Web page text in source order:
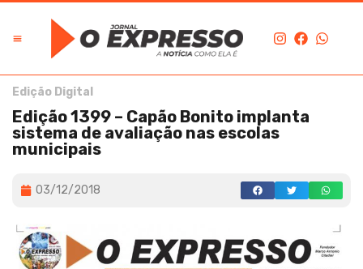
Edição Digital
Edição 1399 – Capão Bonito implanta
sistema de avaliação nas escolas
municipais
03/12/2018